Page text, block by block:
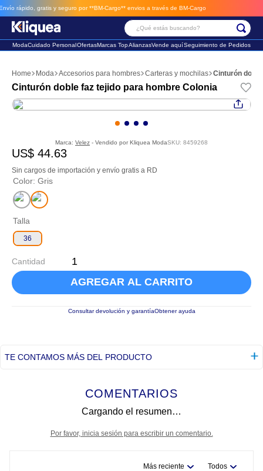
rápido, gratis y seguro por **BM-Cargo** envios a través de BM-Cargo
¿Qué estás buscando?
ModaCuidado PersonalOfertasMarcas TopAlianzasVende aquíSeguimiento de Pedidos
Moda Accesorios para hombres Carteras y mochilas Cinturón
Cinturón doble faz tejido para hombre Colonia
Marca: Velez - Vendido por Kliquea ModaSKU: 8459268
US$ 44.63
Sin cargos de importación y envío gratis a RD
Color: Gris
Talla
36
Cantidad
AGREGAR AL CARRITO
Consultar devolución y garantíaObtener ayuda
TE CONTAMOS MÁS DEL PRODUCTO
COMENTARIOS
Cargando el resumen…
Por favor, inicia sesión para escribir un comentario.
Más reciente Todos
2. sandalia